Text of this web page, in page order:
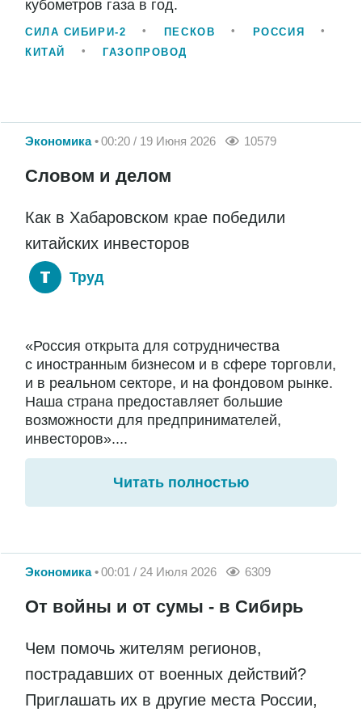
кубометров газа в год.
СИЛА СИБИРИ-2 ПЕСКОВ
РОССИЯ
КИТАЙ
ГАЗОПРОВОД
Экономика 00:20 / 19 Июня 2026 10579
Словом и делом
Как в Хабаровском крае победили
китайских инвесторов
Труд
«Россия открыта для сотрудничества
с иностранным бизнесом и в сфере торговли,
и в реальном секторе, и на фондовом рынке.
Наша страна предоставляет большие
возможности для предпринимателей,
инвесторов»....
Читать полностью
Экономика 00:01 / 24 Июля 2026 6309
От войны и от сумы - в Сибирь
Чем помочь жителям регионов,
пострадавших от военных действий?
Приглашать их в другие места России,